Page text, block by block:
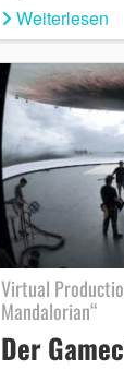
Weiterlesen
Virtual
Mandalorian“
Der